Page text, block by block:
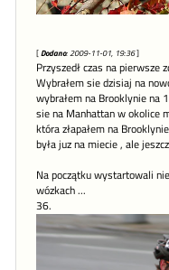
[Dodano: 2009-11-01, 19:36]
Przyszedł czas na pierwsze
Wybrałem sie dzisiaj na
wybrałem na Brooklynie na
sie na Manhattan w okolice
która złapałem na
była juz na miecie , ale
Na początku wystartowali
wózkach ...
36.